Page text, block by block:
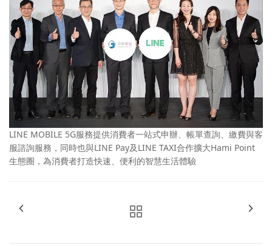
LINE MOBILE 5G服務提供消費者一站式申辦、帳單查詢、繳費與客
服諮詢服務，同時也與LINE Pay及LINE TAXI合作擴大Hami Point
生態圈，為消費者打造快速、便利的智慧生活體驗